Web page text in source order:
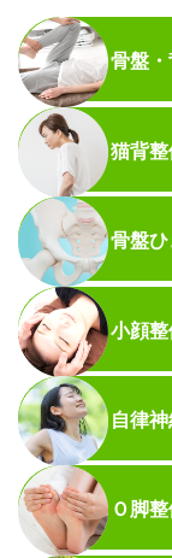
骨盤
猫背
骨盤
小顔
自律
Ｏ脚